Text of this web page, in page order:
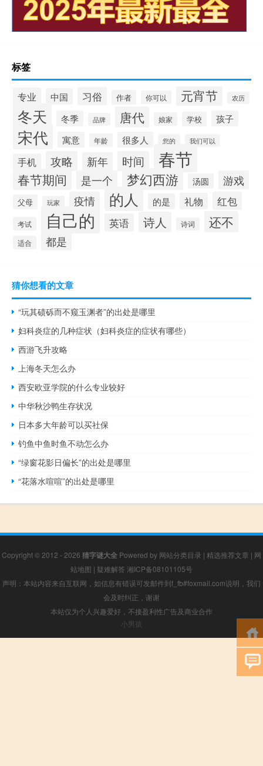
标签
专业 中国 习俗 作者 你可以 元宵节 农历
冬天 冬季 品牌 唐代 娘家 学校 孩子
宋代 寓意 年龄 很多人 您的 我们可以
手机 攻略 新年 时间 春节
春节期间 是一个 梦幻西游 汤圆 游戏
父母 玩家 疫情 的人 的是 礼物 红包
考试 自己的 英语 诗人 诗词 还不
适合 都是
猜你想看的文章
“玩其碛砾而不窥玉渊者”的出处是哪里
妇科炎症的几种症状（妇科炎症的症状有哪些）
西游飞升攻略
上海冬天怎么办
西安欧亚学院的什么专业较好
中华秋沙鸭生存状况
日本多大年龄可以买社保
钓鱼中鱼时鱼不动怎么办
“绿窗花影日偏长”的出处是哪里
“花落水喧喧”的出处是哪里
Copyright © 2012 - 2026 猜字谜大全 Powered by 网站分类目录 | 精选推荐文章 | 网
站地图 | 疑难解答 湘ICP备08101105号
声明：本站内容来自互联网，如信息有错误可发邮件到f_fb#foxmail.com说明，我们
会及时纠正，谢谢
本站仅为个人兴趣爱好，不接盈利性广告及商业合作
小男孩